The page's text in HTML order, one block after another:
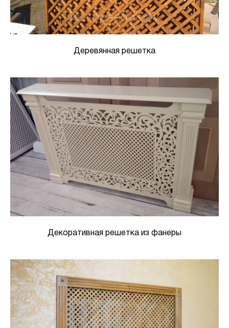
Деревянная решетка
Декоративная решетка из фанеры